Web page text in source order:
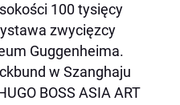
100 tysięcy
zwycięzcy
Guggenheima.
w Szanghaju
BOSS ASIA ART